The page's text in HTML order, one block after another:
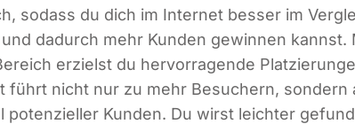
sodass du dich im Inter­net bes­ser im
dadurch mehr Kun­den gewin­nen kannst.
erzielst du her­vor­ra­gen­de
führt nicht nur zu mehr Besu­chern, son­dern
poten­zi­el­ler Kun­den. Du wirst leich­ter